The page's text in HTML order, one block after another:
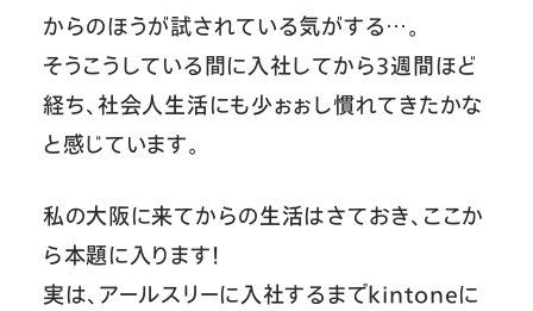
からのほうが試されている気がする…。
そうこうしている間に入社してから3週間ほど
経ち、社会人生活にも少ぉぉし慣れてきたかな
と感じています。
私の大阪に来てからの生活はさておき、ここか
ら本題に入ります！
実は、アールスリーに入社するまでkintoneに